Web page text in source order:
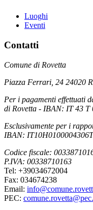
Luoghi
Eventi
Contatti
Comune di Rovetta
Piazza Ferrari, 24 24020
Per i pagamenti effettuati
di Rovetta - IBAN: IT 43 T
Esclusivamente per i
IBAN:
Codice fiscale:
P.IVA: 00338710163
Tel: +39034672004
Fax: 034674238
Email:
PEC: